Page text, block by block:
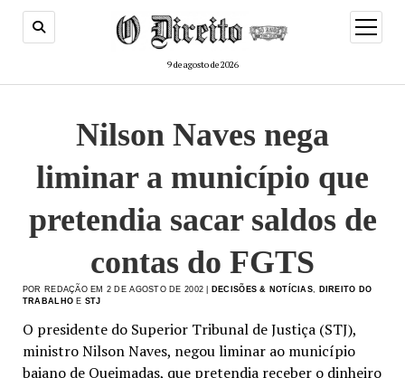
9 de agosto de 2026
menu
de
Nilson Naves nega
liminar a município que
pretendia sacar saldos de
contas do FGTS
POR REDAÇÃO EM 2 DE AGOSTO DE 2002 | DECISÕES & NOTÍCIAS
DIREITO DO
TRABALHO E STJ
O presidente do Superior Tribunal de Justiça (STJ),
ministro Nilson Naves, negou liminar ao município
baiano de Queimadas, que pretendia receber o dinheiro